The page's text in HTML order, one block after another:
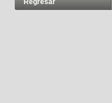
Regresar